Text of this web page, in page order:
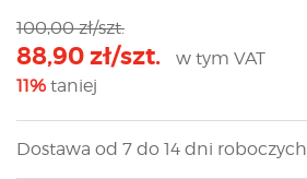
100,00 zł/szt.
88,90 zł/szt.
w tym VAT
11% taniej
Dostawa od 7 do 14 dni roboczych